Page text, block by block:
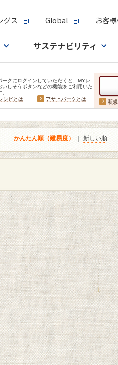
グス Global お客
サステナビリティ
ークにログインしていただくと、MYレ
いしそうボタンなどの機能をご利用いた
シピとは
アサヒパークとは 新
かんたん順（難易度） 新しい順